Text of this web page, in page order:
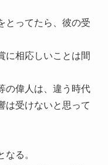
とってたら、彼の受
に相応しいことは間
の偉人は、違う時代
は受けないと思って
る。